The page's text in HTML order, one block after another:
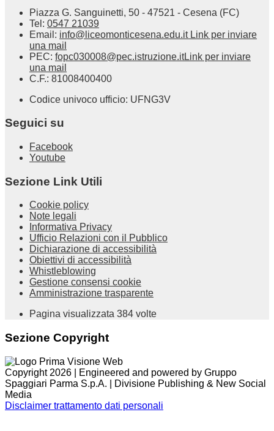
Piazza G. Sanguinetti, 50 - 47521 - Cesena (FC)
Tel: 0547 21039
Email: info@liceomonticesena.edu.it Link per inviare
una mail
PEC: fopc030008@pec.istruzione.itLink per inviare
una mail
C.F.: 81008400400
Codice univoco ufficio: UFNG3V
Seguici su
Facebook
Youtube
Sezione Link Utili
Cookie policy
Note legali
Informativa Privacy
Ufficio Relazioni con il Pubblico
Dichiarazione di accessibilità
Obiettivi di accessibilità
Whistleblowing
Gestione consensi cookie
Amministrazione trasparente
Pagina visualizzata 384 volte
Sezione Copyright
Copyright 2026 | Engineered and powered by Gruppo
Spaggiari Parma S.p.A. | Divisione Publishing & New Social
Media
Disclaimer trattamento dati personali